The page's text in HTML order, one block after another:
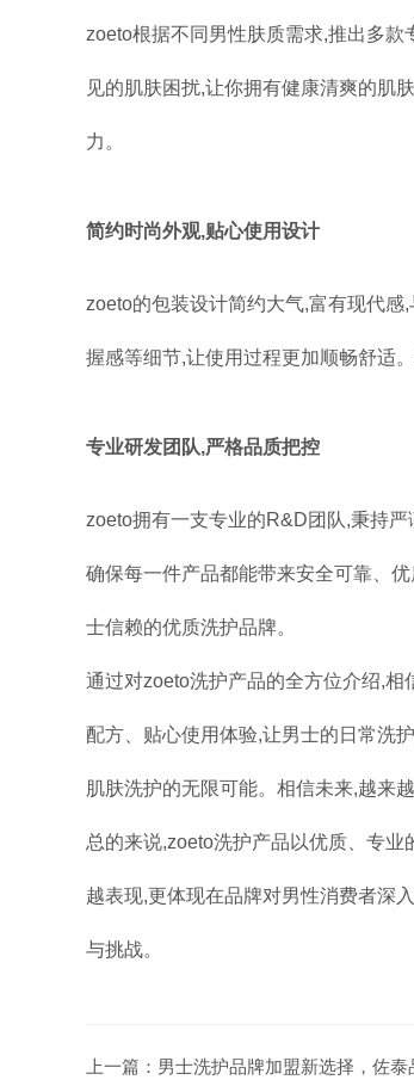
zoeto根据不同男性肤质需求,推出多
见的肌肤困扰,让你拥有健康清爽的肌
力。
简约时尚外观,贴心使用设计
zoeto的包装设计简约大气,富有现代
握感等细节,让使用过程更加顺畅舒适
专业研发团队,严格品质把控
zoeto拥有一支专业的R&D团队,秉持
确保每一件产品都能带来安全可靠、
士信赖的优质洗护品牌。
通过对zoeto洗护产品的全方位介绍,
配方、贴心使用体验,让男士的日常洗
肌肤洗护的无限可能。相信未来,越来
总的来说,zoeto洗护产品以优质、专
越表现,更体现在品牌对男性消费者深
与挑战。
上一篇： 男士洗护品牌加盟新选择，佐泰